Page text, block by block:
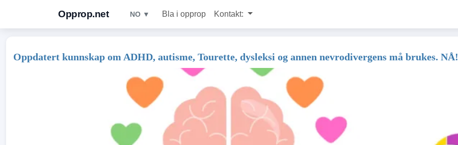
Opprop.net NO ▼ Bla i opprop Kontakt:
Oppdatert kunnskap om ADHD, autisme, Tourette, dysleksi og annen nevrodivergens må brukes. NÅ!